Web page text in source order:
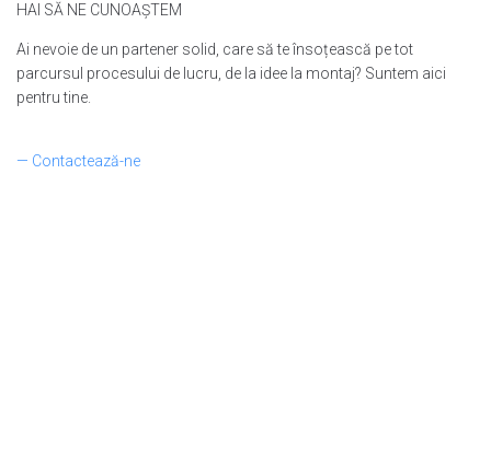
HAI SĂ NE CUNOAȘTEM
Ai nevoie de un partener solid, care să te însoțească pe tot
parcursul procesului de lucru, de la idee la montaj? Suntem aici
pentru tine.
— Contactează-ne